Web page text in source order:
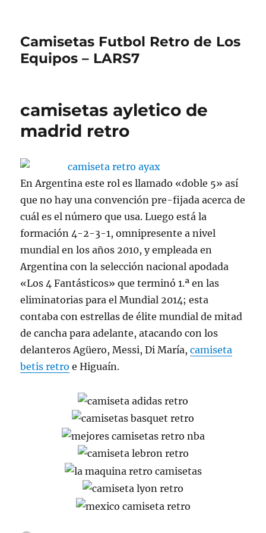
Camisetas Futbol Retro de Los
Equipos – LARS7
camisetas ayletico de
madrid retro
En Argentina este rol es llamado «doble 5» así
que no hay una convención pre-fijada acerca de
cuál es el número que usa. Luego está la
formación 4-2-3-1, omnipresente a nivel
mundial en los años 2010, y empleada en
Argentina con la selección nacional apodada
«Los 4 Fantásticos» que terminó 1.ª en las
eliminatorias para el Mundial 2014; esta
contaba con estrellas de élite mundial de mitad
de cancha para adelante, atacando con los
delanteros Agüero, Messi, Di María,camiseta
betis retro e Higuaín.